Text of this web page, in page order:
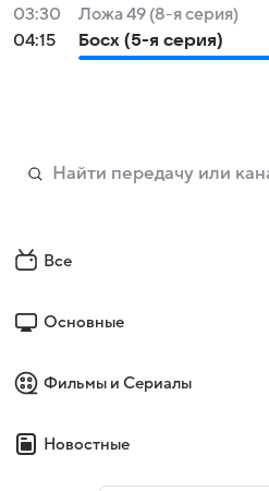
03:30
Ложа 49 (8-я серия)
04:15
Босх (5-я серия)
Все
Основные
Фильмы и Сериалы
Новостные